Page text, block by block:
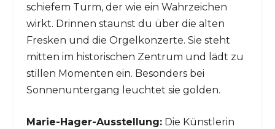
schiefem Turm, der wie ein Wahrzeichen
wirkt. Drinnen staunst du über die alten
Fresken und die Orgelkonzerte. Sie steht
mitten im historischen Zentrum und lädt zu
stillen Momenten ein. Besonders bei
Sonnenuntergang leuchtet sie golden.
Marie-Hager-Ausstellung:Die Künstlerin